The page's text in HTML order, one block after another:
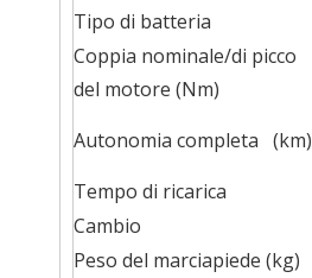
Tipo di batteria
Coppia nominale/di picco
del motore (Nm)
Autonomia completa (km)
Tempo di ricarica
Cambio
Peso del marciapiede (kg)